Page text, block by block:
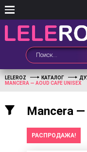
LELEROZ КАТАЛОГ
MANCERA — AOUD CAFE UNISEX
Mancera
РАСПРОДАЖА!